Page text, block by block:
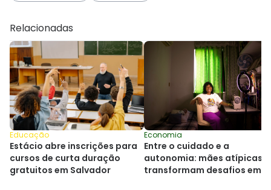
Relacionadas
Educação
Estácio abre inscrições para
cursos de curta duração
gratuitos em Salvador
Economia
Entre o cuidado e a
autonomia: mães atípicas
transformam desafios em